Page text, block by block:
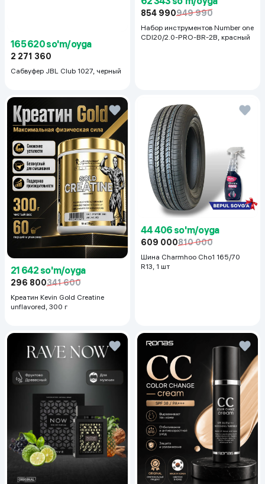
165 620 so'm/oyga
2 271 360
Сабвуфер JBL Club 1027, черный
854 990949 990
Набор инструментов Number one
CDI20/2.0-PRO-BR-2B, красный
21 642 so'm/oyga
296 800341 600
Креатин Kevin Gold Creatine
unflavored, 300 г
44 406 so'm/oyga
609 000810 000
Шина Charmhoo Cho1 165/70
R13, 1 шт